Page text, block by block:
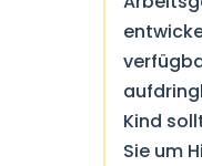
Kind
Sie um